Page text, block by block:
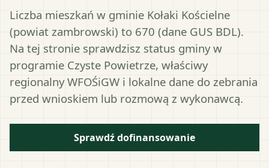
Liczba mieszkań w gminie Kołaki Kościelne
(powiat zambrowski) to 670 (dane GUS BDL).
Na tej stronie sprawdzisz status gminy w
programie Czyste Powietrze, właściwy
regionalny WFOŚiGW i lokalne dane do zebrania
przed wnioskiem lub rozmową z wykonawcą.
Sprawdź dofinansowanie